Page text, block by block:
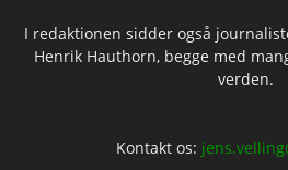
I redaktionen sidder også
Henrik Hauthorn, begge med
verden.
Kontakt os: